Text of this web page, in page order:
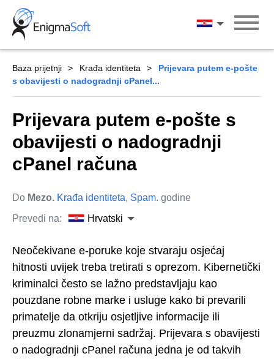
Skip
content
Hrvatski
Baza prijetnji Krađa identiteta
Prijevara putem e-pošte
s obavijesti o nadogradnji cPanel...
Prijevara putem e-pošte s
obavijesti o nadogradnji
cPanel računa
Do Mezo. Krađa identiteta, Spam. godine
Prevedi na:
Hrvatski
Neočekivane e-poruke koje stvaraju osjećaj
hitnosti uvijek treba tretirati s oprezom. Kibernetički
kriminalci često se lažno predstavljaju kao
pouzdane robne marke i usluge kako bi prevarili
primatelje da otkriju osjetljive informacije ili
preuzmu zlonamjerni sadržaj. Prijevara s obavijesti
o nadogradnji cPanel računa jedna je od takvih